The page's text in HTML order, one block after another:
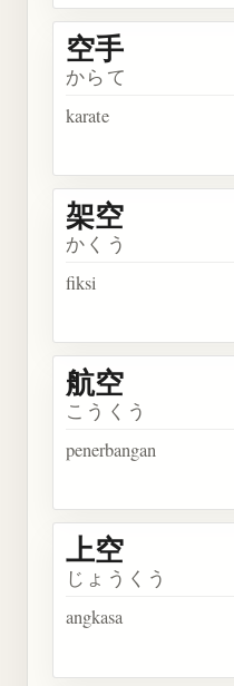
空手
からて
karate
架空
かくう
fiksi
航空
こうくう
penerbangan
上空
じょうくう
angkasa